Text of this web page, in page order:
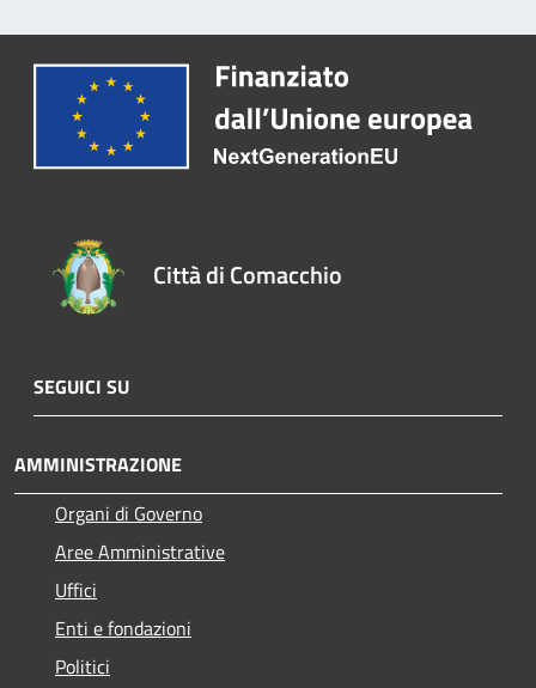
Città di Comacchio
SEGUICI SU
AMMINISTRAZIONE
Organi di Governo
Aree Amministrative
Uffici
Enti e fondazioni
Politici